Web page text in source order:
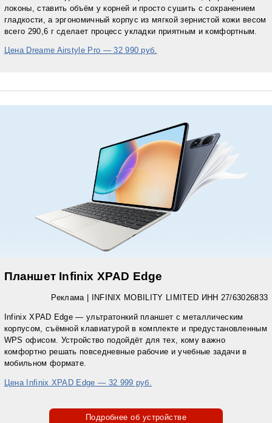
локоны, ставить объём у корней и просто сушить с сохранением
гладкости, а эргономичный корпуc из мягкой зернистой кожи весом
всего 290,6 г сделает процесс укладки приятным и комфортным.
Цена Dreame Airstyle Pro — 32 990 руб.
Планшет Infinix XPAD Edge
Реклама | INFINIX MOBILITY LIMITED ИНН 27/63026833
Infinix XPAD Edge — ультратонкий планшет с металлическим
корпусом, съёмной клавиатурой в комплекте и предустановленным
WPS офисом. Устройство подойдёт для тех, кому важно
комфортно решать повседневные рабочие и учебные задачи в
мобильном формате.
Цена Infinix XPAD Edge — 32 999 руб.
Подробнее об устройстве